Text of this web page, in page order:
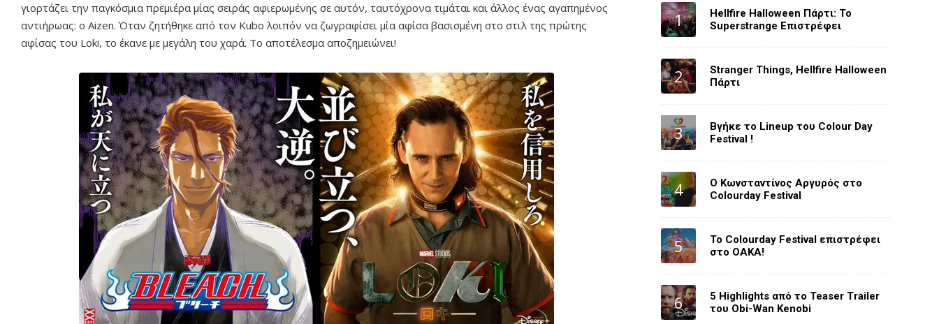
γιορτάζει την παγκόσμια πρεμιέρα μίας σειράς αφιερωμένης σε αυτόν, ταυτόχρονα τιμάται και άλλος ένας αγαπημένος
αντιήρωας: ο Aizen. Όταν ζητήθηκε από τον Kubo λοιπόν να ζωγραφίσει μία αφίσα βασισμένη στο στιλ της πρώτης
αφίσας του Loki, το έκανε με μεγάλη του χαρά. Το αποτέλεσμα αποζημειώνει!
Hellfire Halloween Πάρτι: Το
Superstrange Επιστρέφει
Stranger Things, Hellfire Halloween
Πάρτι
Βγήκε το Lineup του Colour Day
Festival !
O Κωνσταντίνος Αργυρός στο
Colourday Festival
Το Colourday Festival επιστρέφει
στο ΟΑΚΑ!
5 Highlights από το Teaser Trailer
του Obi-Wan Kenobi